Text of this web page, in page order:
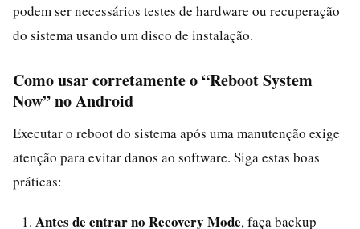
podem ser necessários testes de hardware ou recuperação
do sistema usando um disco de instalação.
Como usar corretamente o “Reboot System
Now” no Android
Executar o reboot do sistema após uma manutenção exige
atenção para evitar danos ao software. Siga estas boas
práticas:
Antes de entrar no Recovery Mode, faça backup